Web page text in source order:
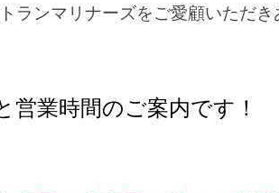
ランマリナーズをご愛顧いただき
営業時間のご案内です！